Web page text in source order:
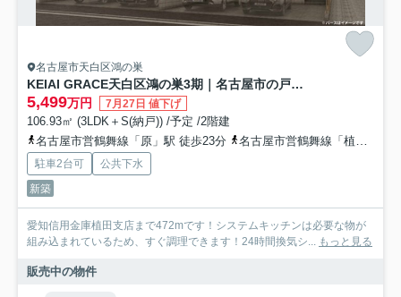
名古屋市天白区鴻の巣
KEIAI GRACE天白区鴻の巣3期｜名古屋市の戸建ならホームアップ
5,499万円 7月27日 値下げ
106.93㎡ (3LDK＋S(納戸)) /予定 /2階建
名古屋市営鶴舞線「原」駅 徒歩23分
名古屋市営鶴舞線「植田」駅 徒歩28分
駐車2台可
公共下水
新築
愛知信用金庫植田支店まで472mです！システムキッチンは必要な物が
組み込まれているため、すぐ調理できます！24時間換気シ... もっと見る
販売中の物件